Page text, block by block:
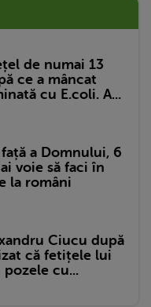
de numai 13
ce a mâncat
cu E.coli. A...
a Domnului, 6
voie să faci în
la români
Ciucu după
că fetițele lui
pozele cu...